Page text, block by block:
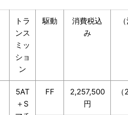
トラ
ンス
ミッ
ショ
ン
駆動
消費税込
み
5AT
＋S
FF
2,257,500
円